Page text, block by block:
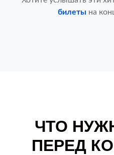
билеты на
ЧТО
ПЕРЕД